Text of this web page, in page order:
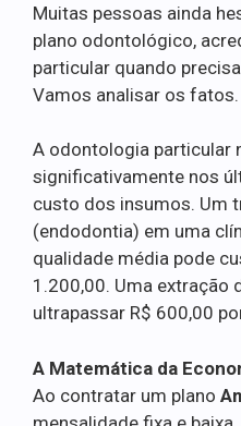
Muitas pessoas ainda
plano odontológico,
particular quando
Vamos analisar os fatos.
A odontologia particular
significativamente nos
custo dos insumos. Um
(endodontia) em uma
qualidade média pode
1.200,00. Uma extração
ultrapassar R$ 600,00
A Matemática da
Ao contratar um plano